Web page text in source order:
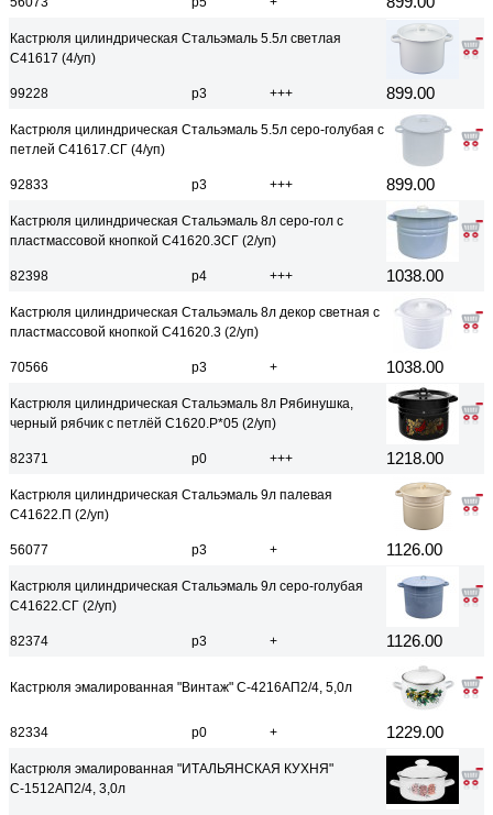
Кастрюля цилиндрическая Стальэмаль 5.5л светлая
С41617 (4/уп)
99228 р3 +++ 899.00
Кастрюля цилиндрическая Стальэмаль 5.5л серо-голубая с
петлей С41617.СГ (4/уп)
92833 р3 +++ 899.00
Кастрюля цилиндрическая Стальэмаль 8л серо-гол с
пластмассовой кнопкой С41620.3СГ (2/уп)
82398 р4 +++ 1038.00
Кастрюля цилиндрическая Стальэмаль 8л декор светная с
пластмассовой кнопкой С41620.3 (2/уп)
70566 р3 + 1038.00
Кастрюля цилиндрическая Стальэмаль 8л Рябинушка,
черный рябчик с петлёй С1620.Р*05 (2/уп)
82371 р0 +++ 1218.00
Кастрюля цилиндрическая Стальэмаль 9л палевая
С41622.П (2/уп)
56077 р3 + 1126.00
Кастрюля цилиндрическая Стальэмаль 9л серо-голубая
С41622.СГ (2/уп)
82374 р3 + 1126.00
Кастрюля эмалированная "Винтаж" С-4216АП2/4, 5,0л
82334 р0 + 1229.00
Кастрюля эмалированная "ИТАЛЬЯНСКАЯ КУХНЯ"
С-1512АП2/4, 3,0л